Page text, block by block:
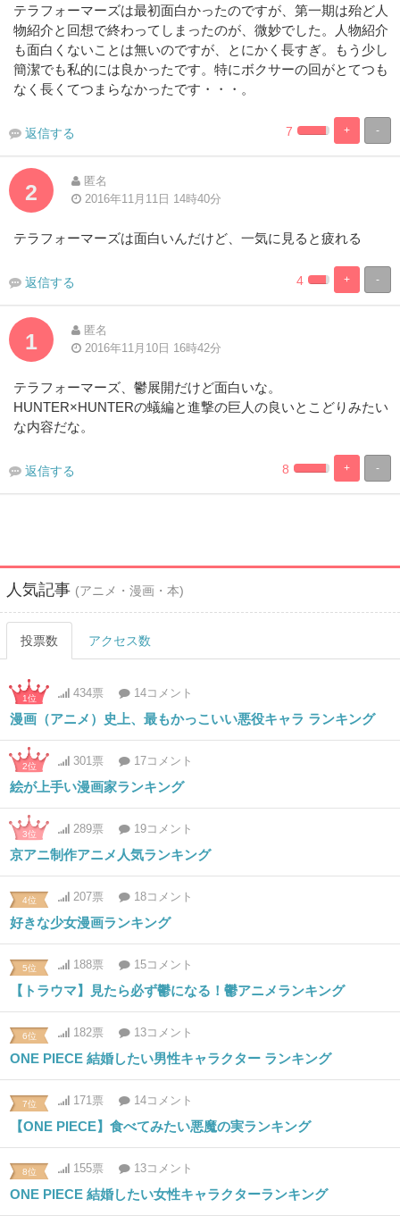
テラフォーマーズは最初面白かったのですが、第一期は殆ど人
物紹介と回想で終わってしまったのが、微妙でした。人物紹介
も面白くないことは無いのですが、とにかく長すぎ。もう少し
簡潔でも私的には良かったです。特にボクサーの回がとてつも
なく長くてつまらなかったです・・・。
-
+
7
返信する
2
匿名
2016年11月11日 14時40分
テラフォーマーズは面白いんだけど、一気に見ると疲れる
-
+
4
返信する
1
匿名
2016年11月10日 16時42分
テラフォーマーズ、鬱展開だけど面白いな。
HUNTER×HUNTERの蟻編と進撃の巨人の良いとこどりみたい
な内容だな。
-
+
8
返信する
人気記事 (アニメ・漫画・本)
投票数 アクセス数
1位 434票 14コメント
漫画（アニメ）史上、最もかっこいい悪役キャラ ランキング
2位 301票 17コメント
絵が上手い漫画家ランキング
3位 289票 19コメント
京アニ制作アニメ人気ランキング
4位 207票 18コメント
好きな少女漫画ランキング
5位 188票 15コメント
【トラウマ】見たら必ず鬱になる！鬱アニメランキング
6位 182票 13コメント
ONE PIECE 結婚したい男性キャラクター ランキング
7位 171票 14コメント
【ONE PIECE】食べてみたい悪魔の実ランキング
8位 155票 13コメント
ONE PIECE 結婚したい女性キャラクターランキング